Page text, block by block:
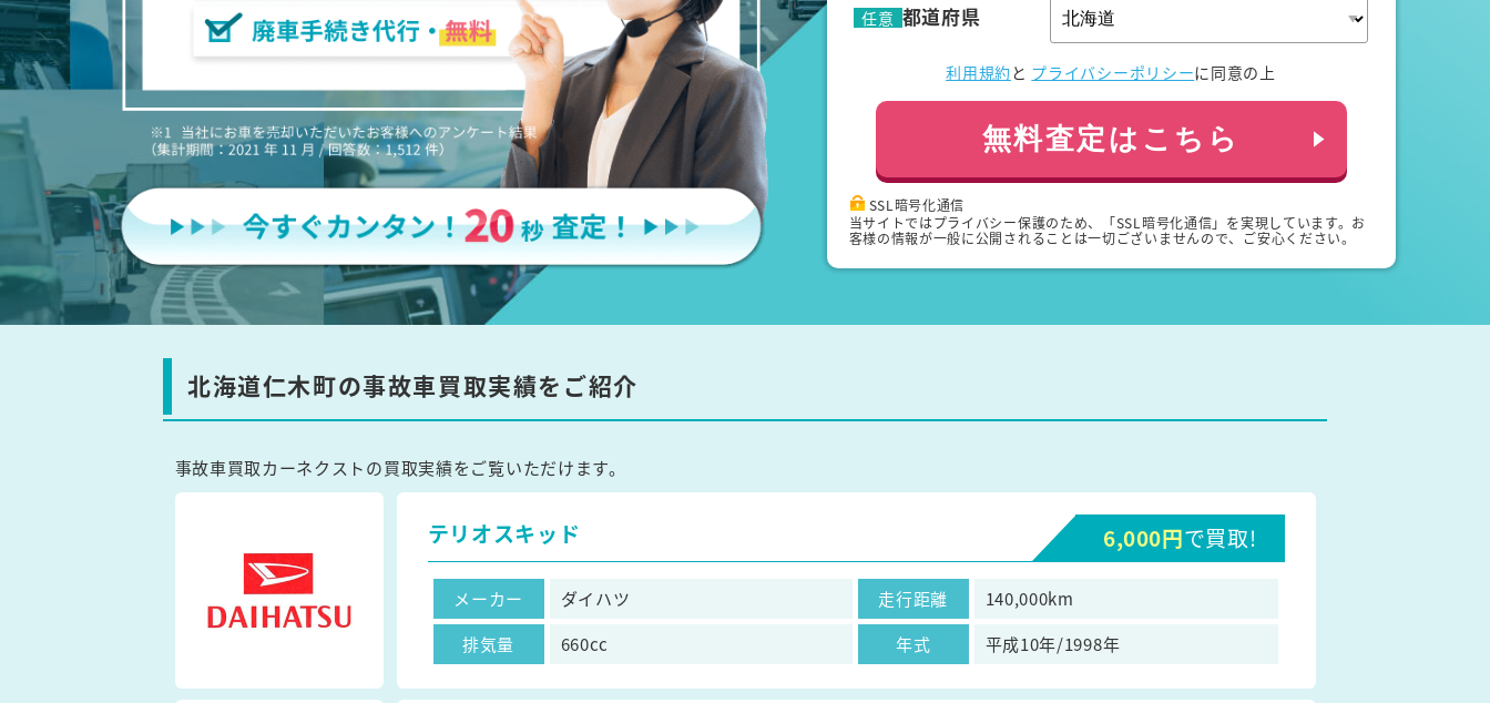
任意 都道府県
利用規約 と プライバシーポリシーに同意の上
無料査定はこちら
SSL暗号化通信
当サイトではプライバシー保護のため、「SSL暗号化通信」を実現しています。お
客様の情報が一般に公開されることは一切ございませんので、ご安心ください。
北海道仁木町の事故車買取実績をご紹介
事故車買取カーネクストの買取実績をご覧いただけます。
テリオスキッド 6,000円で買取!
メーカー ダイハツ 走行距離
140,000km
排気量
660cc 年式 平成10年/1998年